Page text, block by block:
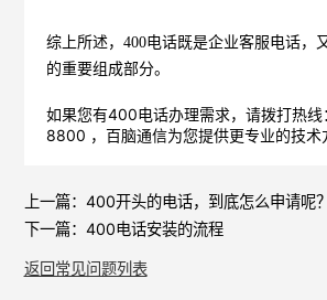
综上所述，400电话既是企业客服电话，
的重要组成部分。
如果您有400电话办理需求，请拨打热
8800 ，百脑通信为您提供更专业的技术
上一篇： 400开头的电话，到底怎么申请呢？
下一篇： 400电话安装的流程
返回常见问题列表